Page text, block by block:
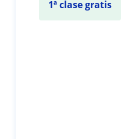
1ª clase gratis